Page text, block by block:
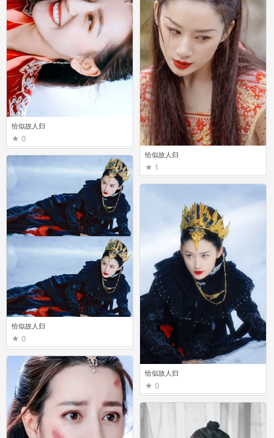
恰似故人归
0
恰似故人归
0
恰似故人归
1
恰似故人归
0